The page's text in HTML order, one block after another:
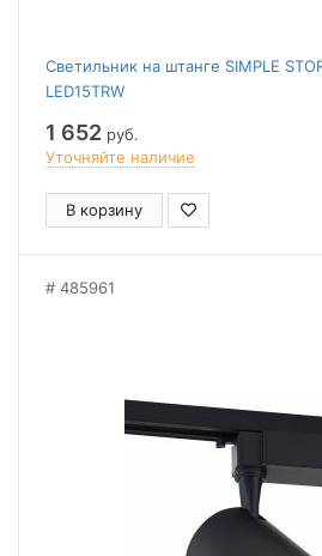
Светильник на штанге SIMPLE
LED15TRW
1 652 руб.
Уточняйте наличие
В корзину
485961